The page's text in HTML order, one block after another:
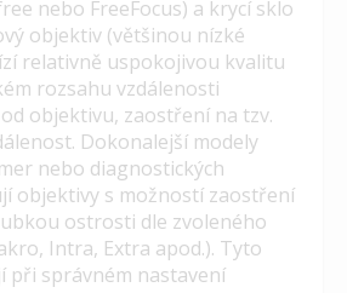
nebo FreeFocus) a krycí sklo
objektiv (většinou nízké
relativně uspokojivou kvalitu
rozsahu vzdálenosti
objektivu, zaostření na tzv.
Dokonalejší modely
nebo diagnostických
objektivy s možností zaostření
ostrosti dle zvoleného
Intra, Extra apod.). Tyto
při správném nastavení